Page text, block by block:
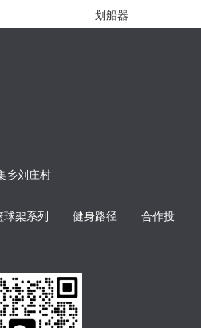
划船器
乡刘庄村
球架系列 健身路径
合作投